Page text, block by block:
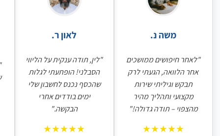
משה נ.
"לאחר חיפושים ממושכים
אחר הלוואה, הגעתי לרק
תבקש וגיליתי שירות
מקצועי ותהליך מהיר
מהצפוי – תודה גדולה!"
★★★★★
לאון ר.
"לין, תודה ענקית על הליווי
הסבלני! הופתעתי לגלות
שהכסף נכנס לחשבון שלי
ימים בודדים אחרי
הבקשה."
★★★★★